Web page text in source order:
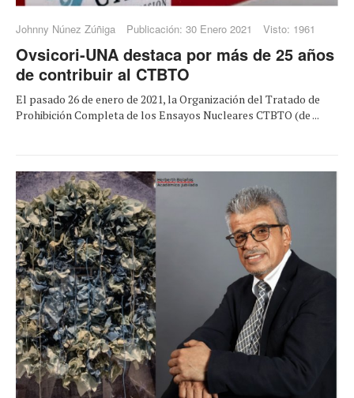
Johnny Núnez Zúñiga Publicación: 30 Enero 2021 Visto: 1961
Ovsicori-UNA destaca por más de 25 años
de contribuir al CTBTO
El pasado 26 de enero de 2021, la Organización del Tratado de
Prohibición Completa de los Ensayos Nucleares CTBTO (de ...